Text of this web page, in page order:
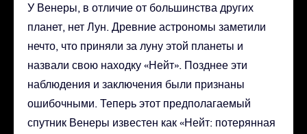
У Венеры, в отличие от большинства других
планет, нет Лун. Древние астрономы заметили
нечто, что приняли за луну этой планеты и
назвали свою находку «Нейт». Позднее эти
наблюдения и заключения были признаны
ошибочными. Теперь этот предполагаемый
спутник Венеры известен как «Нейт: потерянная